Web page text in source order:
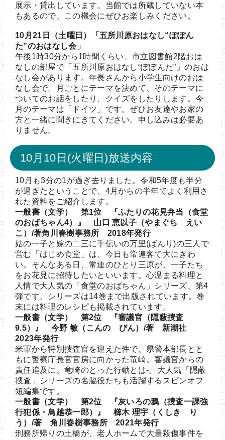
展示・貸出しています。当館では所蔵していない本
もあるので、この機会にぜひお楽しみください。
10月21日（土曜日）「五所川原おはなし“ぽぽん
た”のおはなし会」
午後1時30分から1時間くらい、市立図書館2階おは
なしの部屋で「五所川原おはなし“ぽぽんた”」のおは
なし会があります。年長さんから小学生向けのおは
なし会で、月ごとにテーマを決めて、そのテーマに
ついてのお話をしたり、クイズをしたりします。今
月のテーマは「ドイツ」です。ぜひお友達やお家の
方と一緒に聞きにきてください。申し込みは必要あ
りません。
10月10日(火曜日)放送内容
10月も3分の1が過ぎ去りました。令和5年度も半分
が過ぎたということで、4月からの半年でよく利用さ
れた資料をご紹介します。
一般書（文学） 第1位 『ふたりの花見弁当（食堂
のおばちゃん4）』 山口 恵以子（やまぐち えい
こ）/著角川春樹事務所 2018年発行
姑の一子と嫁の二三に手伝いの万里(ばんり)の三人で
営む「はじめ食堂」は、今日も常連客で大にぎわ
い。そんなある日、常連のひとり三原が、一子たち
をお花見に招待したいといいます。心温まる料理と
人情で大人気の「食堂のおばちゃん」シリーズ、第4
弾です。シリーズは14巻まで出版されています。巻
末には料理のレシピも掲載されています。
一般書（文学） 第2位 『審議官（隠蔽捜査
9.5）』 今野 敏（こんの びん）/著 新潮社
2023年発行
米軍から特別捜査官を迎えた件で、県警本部長とと
もに警察庁長官官房に向かった竜崎。審議官からの
責任追及に、竜崎のとった行動とは-。大人気「隠蔽
捜査」シリーズの名脇役たちも活躍するスピンオフ
短編集です。
一般書（文学） 第2位 『灰いろの鴉（捜査一課強
行犯係・鳥越恭一郎）』 櫛木 理宇（くしき り
う）/著 角川春樹事務所 2021年発行
刑務所帰りの土橋が、老人ホームで大量殺傷事件を